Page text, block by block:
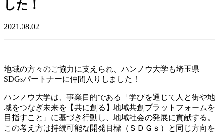
した！
2021.08.02
地域の方々のご協力に支えられ、ハンノウ大学も埼玉県
SDGsパートナーに仲間入りしました！
ハンノウ大学は、事業目的である「学びを通じて人と街や地
域をつなぎ未来を【共に創る】地域共創プラットフォームを
目指すこと」に基づき行動し、地域社会の発展に貢献する。
この考え方は持続可能な開発目標（ＳＤＧｓ）と同じ方向を